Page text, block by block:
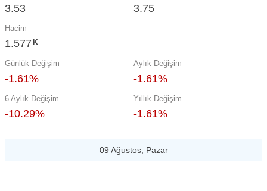
3.53 3.75
Hacim
1.577 K
Günlük Değişim
-1.61%
Aylık Değişim
-1.61%
6 Aylık Değişim
-10.29%
Yıllık Değişim
-1.61%
09 Ağustos, Pazar